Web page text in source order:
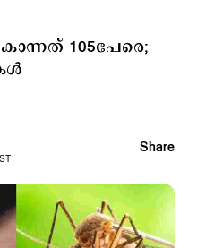
105പേരെ;
Share